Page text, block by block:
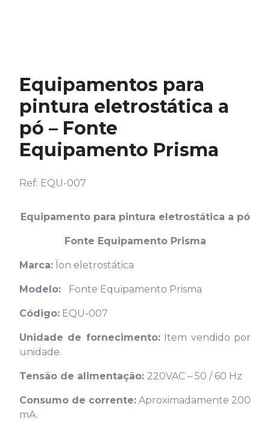
Equipamentos para
pintura eletrostática a
pó – Fonte
Equipamento Prisma
Ref: EQU-007
Equipamento para pintura eletrostática a pó
Fonte Equipamento Prisma
Marca: Íon eletrostática
Modelo: Fonte Equipamento Prisma
Código: EQU-007
Unidade de fornecimento:Item vendido por
unidade.
Tensão de alimentação: 220VAC – 50 / 60 Hz
Consumo de corrente: Aproximadamente 200
mA.